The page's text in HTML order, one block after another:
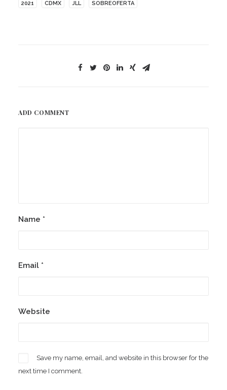
2021 CDMX JLL SOBREOFERTA
ADD COMMENT
Name *
Email *
Website
Save my name, email, and website in this browser for the
next time I comment.